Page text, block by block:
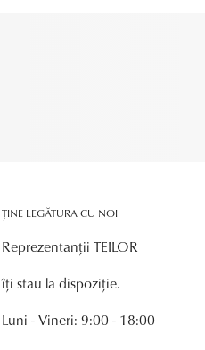
ȚINE LEGĂTURA CU NOI
Reprezentanții TEILOR
îți stau la dispoziție.
Luni - Vineri: 9:00 - 18:00